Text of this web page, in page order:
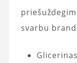
svarbu
Glicerinas